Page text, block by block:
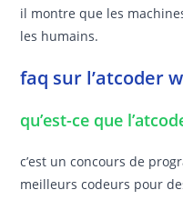
il montre que les
les humains.
faq sur l’atcoder
qu’est-ce que
c’est un concours de
meilleurs codeurs pour